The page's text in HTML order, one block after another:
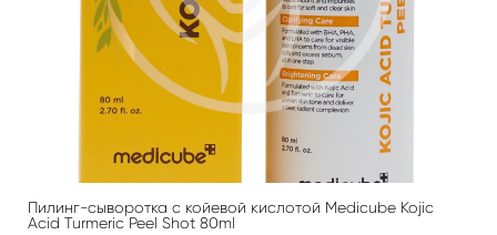
Пилинг-сыворотка с койевой кислотой Medicube Kojic
Acid Turmeric Peel Shot 80ml